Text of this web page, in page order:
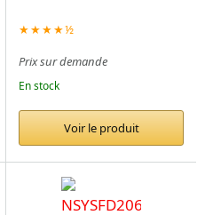
★★★★½
Prix sur demande
En stock
Voir le produit